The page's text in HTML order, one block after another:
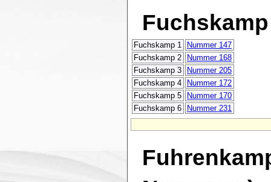
Fuchskamp
Fuchskamp 1
Nummer 147
Fuchskamp 2
Nummer 168
Fuchskamp 3
Nummer 205
Fuchskamp 4
Nummer 172
Fuchskamp 5
Nummer 170
Fuchskamp 6
Nummer 231